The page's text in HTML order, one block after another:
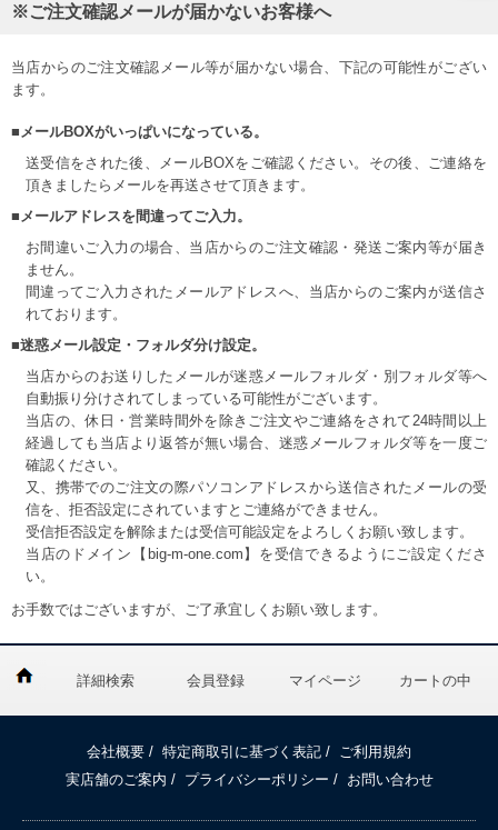
※ご注文確認メールが届かないお客様へ
当店からのご注文確認メール等が届かない場合、下記の可能性がござい
ます。
■メールBOXがいっぱいになっている。
送受信をされた後、メールBOXをご確認ください。その後、ご連絡を
頂きましたらメールを再送させて頂きます。
■メールアドレスを間違ってご入力。
お間違いご入力の場合、当店からのご注文確認・発送ご案内等が届き
ません。
間違ってご入力されたメールアドレスへ、当店からのご案内が送信さ
れております。
■迷惑メール設定・フォルダ分け設定。
当店からのお送りしたメールが迷惑メールフォルダ・別フォルダ等へ
自動振り分けされてしまっている可能性がございます。
当店の、休日・営業時間外を除きご注文やご連絡をされて24時間以上
経過しても当店より返答が無い場合、迷惑メールフォルダ等を一度ご
確認ください。
又、携帯でのご注文の際パソコンアドレスから送信されたメールの受
信を、拒否設定にされていますとご連絡ができません。
受信拒否設定を解除または受信可能設定をよろしくお願い致します。
当店のドメイン【big-m-one.com】を受信できるようにご設定くださ
い。
お手数ではございますが、ご了承宜しくお願い致します。
詳細検索 会員登録 マイページ カートの中
会社概要 / 特定商取引に基づく表記 /
ご利用規約
実店舗のご案内 / プライバシーポリシー / お問い合わせ